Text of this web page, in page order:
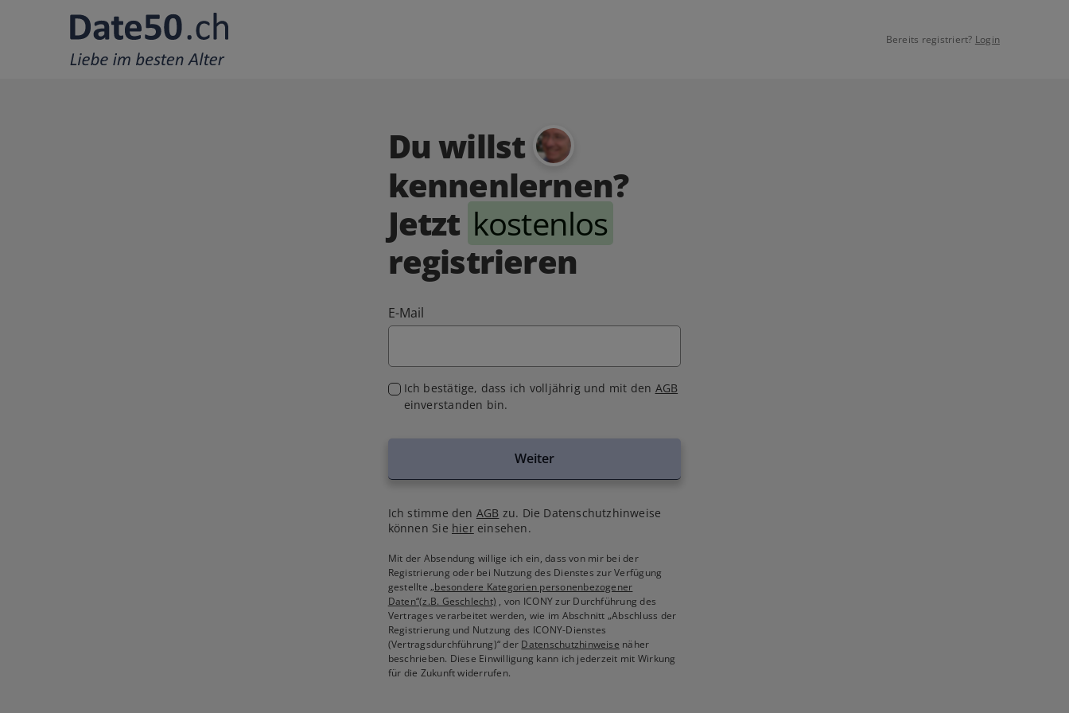
Bereits registriert? Login
Du willst
kennenlernen?
Jetzt kostenlos
registrieren
E-Mail
Ich bestätige, dass ich volljährig und mit den AGB
einverstanden bin.
Weiter
Ich stimme den AGB zu. Die Datenschutzhinweise
können Sie hiereinsehen.
Mit der Absendung willige ich ein, dass von mir bei der
Registrierung oder bei Nutzung des Dienstes zur Verfügung
gestellte„besondere Kategorien personenbezogener
Daten“(z.B. Geschlecht) , von ICONY zur Durchführung des
Vertrages verarbeitet werden, wie im Abschnitt „Abschluss der
Registrierung und Nutzung des ICONY-Dienstes
(Vertragsdurchführung)“ der Datenschutzhinweise näher
beschrieben. Diese Einwilligung kann ich jederzeit mit Wirkung
für die Zukunft widerrufen.